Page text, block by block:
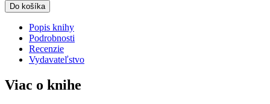
Do košíka
Popis knihy
Podrobnosti
Recenzie
Vydavateľstvo
Viac o knihe